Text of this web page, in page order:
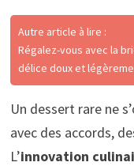
Autre article à lire :
Régalez-vous avec la
délice doux et
Un dessert rare ne
avec des accords,
L’innovation